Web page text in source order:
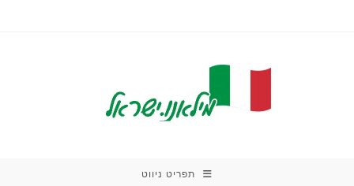
תפריט ניווט